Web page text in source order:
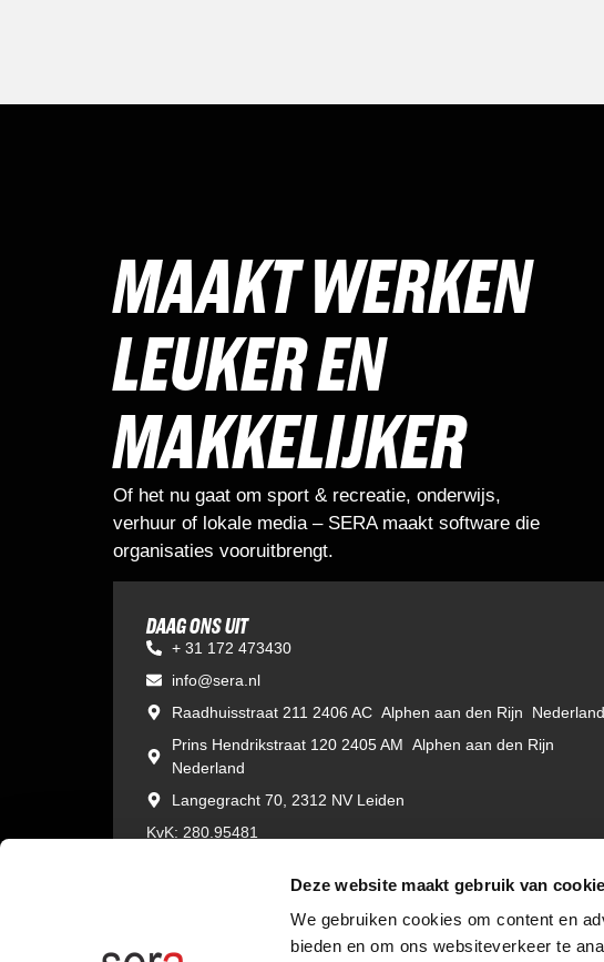
Deze website maakt gebruik van
We gebruiken cookies om content en
bieden en om ons websiteverkeer te
MAAKT WERKEN
LEUKER EN
MAKKELIJKER
Of het nu gaat om sport & recreatie, onderwijs,
verhuur of lokale media – SERA maakt software die
organisaties vooruitbrengt.
DAAG ONS UIT
+ 31 172 473430
info@sera.nl
Raadhuisstraat 211 2406 AC Alphen aan den Rijn Nederland
Prins Hendrikstraat 120 2405 AM Alphen aan den Rijn
Nederland
Langegracht 70, 2312 NV Leiden
KvK: 280.95481